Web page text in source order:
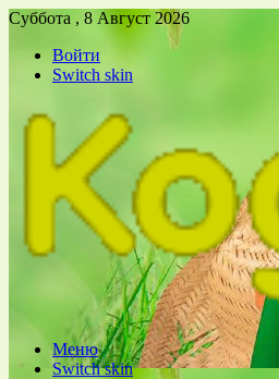
Суббота , 8 Август 2026
Войти
Switch skin
Меню
Switch skin